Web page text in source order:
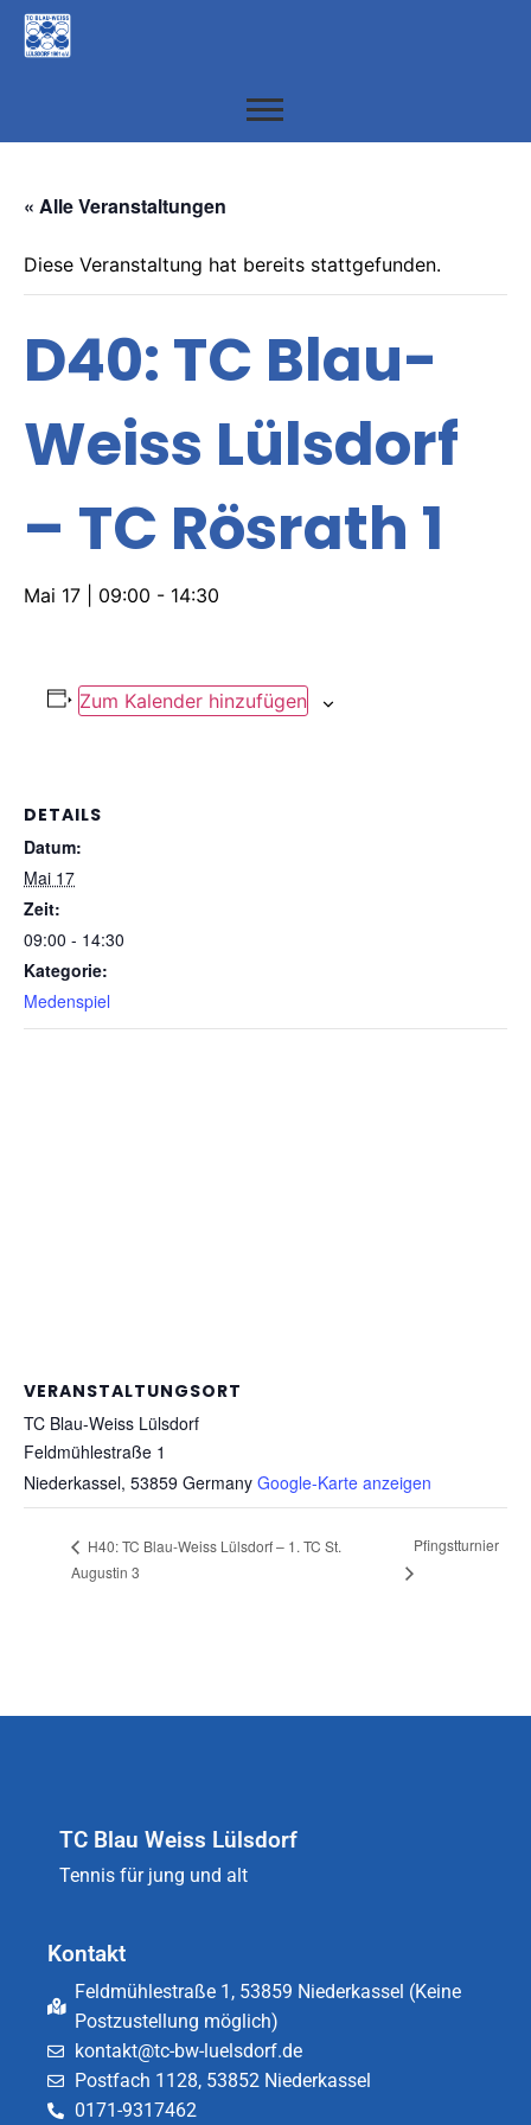
« Alle Veranstaltungen
Diese Veranstaltung hat bereits stattgefunden.
D40: TC Blau-
Weiss Lülsdorf
– TC Rösrath 1
Mai 17 | 09:00 - 14:30
Zum Kalender hinzufügen
DETAILS
Datum:
Mai 17
Zeit:
09:00 - 14:30
Kategorie:
Medenspiel
VERANSTALTUNGSORT
TC Blau-Weiss Lülsdorf
Feldmühlestraße 1
Niederkassel, 53859 Germany Google-Karte anzeigen
H40: TC Blau-Weiss Lülsdorf – 1. TC St.
Augustin 3
Pfingstturnier
TC Blau Weiss Lülsdorf
Tennis für jung und alt
Kontakt
Feldmühlestraße 1, 53859 Niederkassel (Keine
Postzustellung möglich)
kontakt@tc-bw-luelsdorf.de
Postfach 1128, 53852 Niederkassel
0171-9317462​